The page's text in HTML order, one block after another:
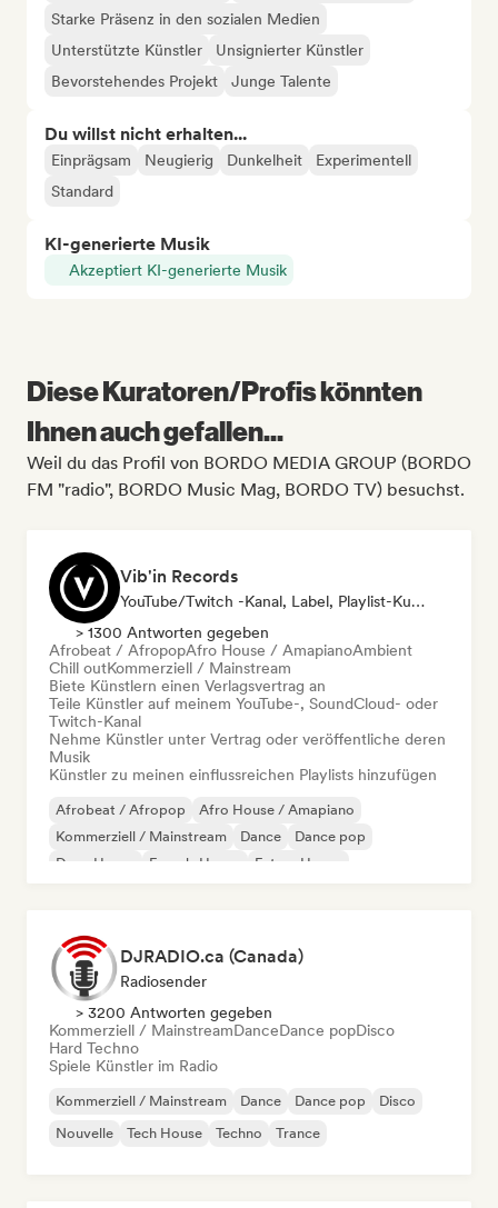
Starke Präsenz in den sozialen Medien
Unterstützte Künstler
Unsignierter Künstler
Bevorstehendes Projekt
Junge Talente
Du willst nicht erhalten...
Einprägsam Neugierig Dunkelheit
Experimentell
Standard
KI-generierte Musik
Akzeptiert KI-generierte Musik
Diese Kuratoren/Profis könnten
Ihnen auch gefallen...
Weil du das Profil von BORDO MEDIA GROUP (BORDO
FM "radio", BORDO Music Mag, BORDO TV) besuchst.
Vib'in Records
YouTube/Twitch -Kanal, Label, Playlist-Kurator, Verlag
> 1300 Antworten gegeben
Afrobeat / AfropopAfro House / AmapianoAmbient
Chill outKommerziell / Mainstream
Biete Künstlern einen Verlagsvertrag an
Teile Künstler auf meinem YouTube-, SoundCloud- oder
Twitch-Kanal
Nehme Künstler unter Vertrag oder veröffentliche deren
Musik
Künstler zu meinen einflussreichen Playlists hinzufügen
Afrobeat / Afropop
Afro House / Amapiano
Kommerziell / Mainstream
Dance
Dance pop
Deep House
French-House Future House
DJRADIO.ca (Canada)
Radiosender
> 3200 Antworten gegeben
Kommerziell / MainstreamDanceDance popDisco
Hard Techno
Spiele Künstler im Radio
Kommerziell / Mainstream Dance Dance pop
Disco
Nouvelle
Tech House Techno Trance